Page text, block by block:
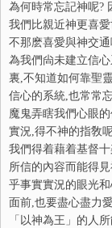
為何時常忘記神呢?
我們比親近神更喜
不那麽喜愛與神交
為我們尙未建立信
裏,不知道如何靠聖
信心的系統,也常常
魔鬼弄瞎我們心眼
實況,得不神的指敎
我們得着藉着基督
所信的內容而能得
乎事實實況的眼光
面前,也要盡心盡力
「以神為王」的人